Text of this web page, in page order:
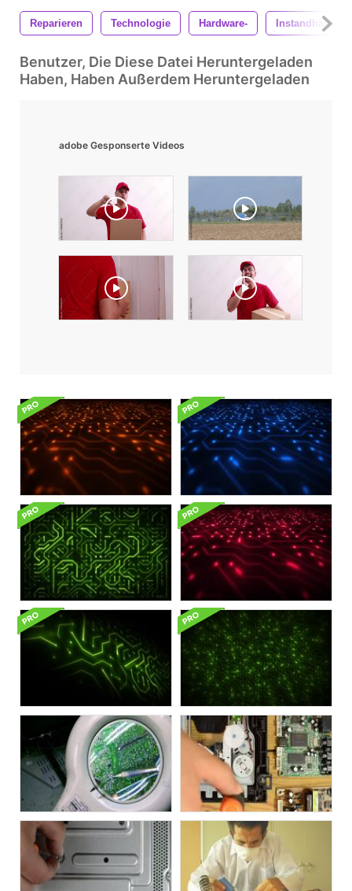
Reparieren Technologie Hardware- Instandhaltung
Benutzer, Die Diese Datei Heruntergeladen
Haben, Haben Außerdem Heruntergeladen
adobe Gesponserte Videos